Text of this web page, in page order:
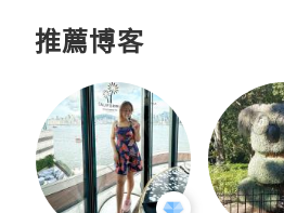
推薦博客